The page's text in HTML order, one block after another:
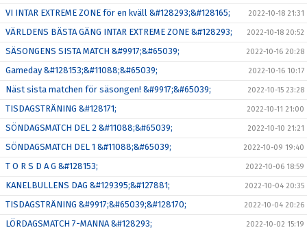
VI INTAR EXTREME ZONE för en kväll &#128293;&#128165; 2022-10-18 21:31
VÄRLDENS BÄSTA GÄNG INTAR EXTREME ZONE &#128293; 2022-10-18 20:52
SÄSONGENS SISTA MATCH &#9917;&#65039; 2022-10-16 20:28
Gameday &#128153;&#11088;&#65039; 2022-10-16 10:17
Näst sista matchen för säsongen! &#9917;&#65039; 2022-10-15 23:28
TISDAGSTRÄNING &#128171; 2022-10-11 21:00
SÖNDAGSMATCH DEL 2 &#11088;&#65039; 2022-10-10 21:21
SÖNDAGSMATCH DEL 1 &#11088;&#65039; 2022-10-09 19:40
T O R S D A G &#128153; 2022-10-06 18:59
KANELBULLENS DAG &#129395;&#127881; 2022-10-04 20:35
TISDAGSTRÄNING &#9917;&#65039;&#128170; 2022-10-04 20:26
LÖRDAGSMATCH 7-MANNA &#128293; 2022-10-02 15:19